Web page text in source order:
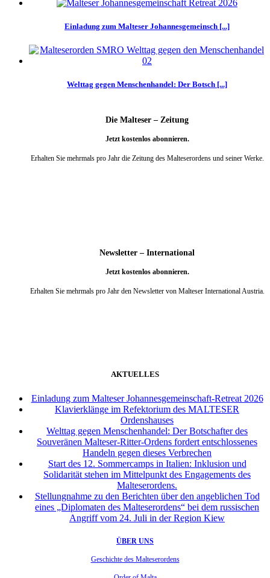
Einladung zum Malteser Johannesgemeinsch [...]
Welttag gegen Menschenhandel: Der Botsch [...]
Die Malteser – Zeitung
Jetzt kostenlos abonnieren.
Erhalten Sie mehrmals pro Jahr die Zeitung des Malteserordens und seiner Werke.
Newsletter – International
Jetzt kostenlos abonnieren.
Erhalten Sie mehrmals pro Jahr den Newsletter von Malteser International Austria.
AKTUELLES
Einladung zum Malteser Johannesgemeinschaft-Retreat 2026
Klavierklänge im Refektorium des MALTESER
Ordenshauses
Welttag gegen Menschenhandel: Der Botschafter des
Souveränen Malteser-Ritter-Ordens fordert entschlossenes
Handeln gegen dieses Verbrechen
Start des 12. Sommercamps in Italien: Inklusion und
Solidarität stehen im Mittelpunkt des Engagements des
Malteserordens.
Stellungnahme zu den Berichten über den angeblichen Tod
eines „Diplomaten des Malteserordens“ bei dem russischen
Angriff vom 24. Juli in der Region Kiew
ÜBER UNS
Geschichte des Malteserordens